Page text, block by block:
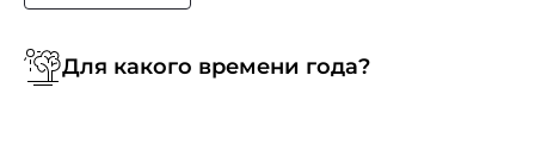
Для какого времени года?